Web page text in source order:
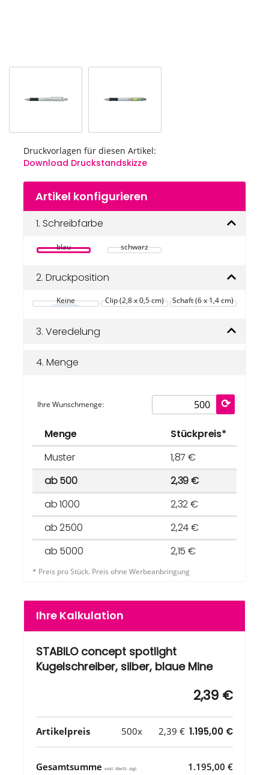
Druckvorlagen für diesen Artikel:
Download Druckstandskizze
Zum
Anfang
Bildgalerie
Artikel konfigurieren
1. Schreibfarbe
blau schwarz
2. Druckposition
Keine Clip (2,8 x 0,5 cm) Schaft (6 x 1,4 cm)
3. Veredelung
4. Menge
Ihre Wunschmenge:
Menge
Stückpreis*
Muster
1,87 €
ab 500
2,39 €
ab 1000
2,32 €
ab 2500
2,24 €
ab 5000
2,15 €
* Preis pro Stück. Preis ohne Werbeanbringung
Ihre Kalkulation
STABILO concept spotlight
Kugelschreiber, silber, blaue Mine
2,39 €
Artikelpreis 500x 2,39 € 1.195,00 €
Gesamtsumme exkl. MwSt. zzgl. 1.195,00 €